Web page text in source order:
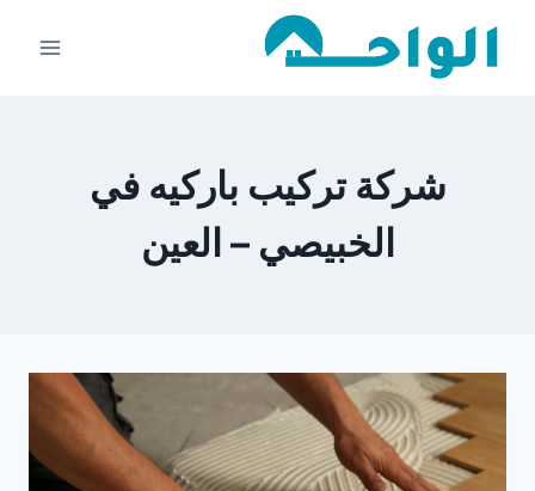
شركة تركيب باركيه في
الخبيصي – العين